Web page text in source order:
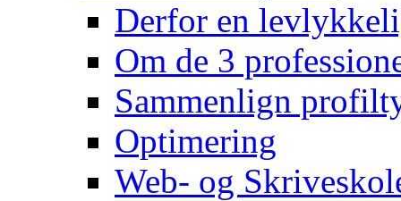
Derfor en
Om de 3
Sammenlign
Optimering
Web- og